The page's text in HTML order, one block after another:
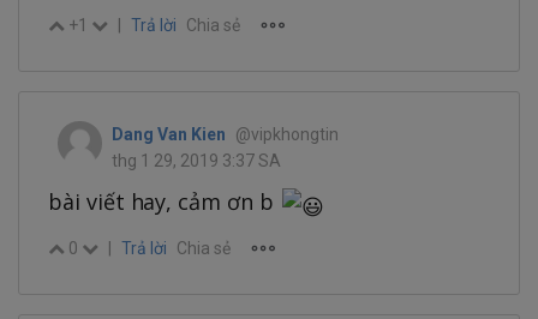
+1 Trả lời Chia sẻ
Dang Van Kien
@vipkhongtin
thg 1 29, 2019 3:37 SA
bài viết hay, cảm ơn b
0 Trả lời Chia sẻ